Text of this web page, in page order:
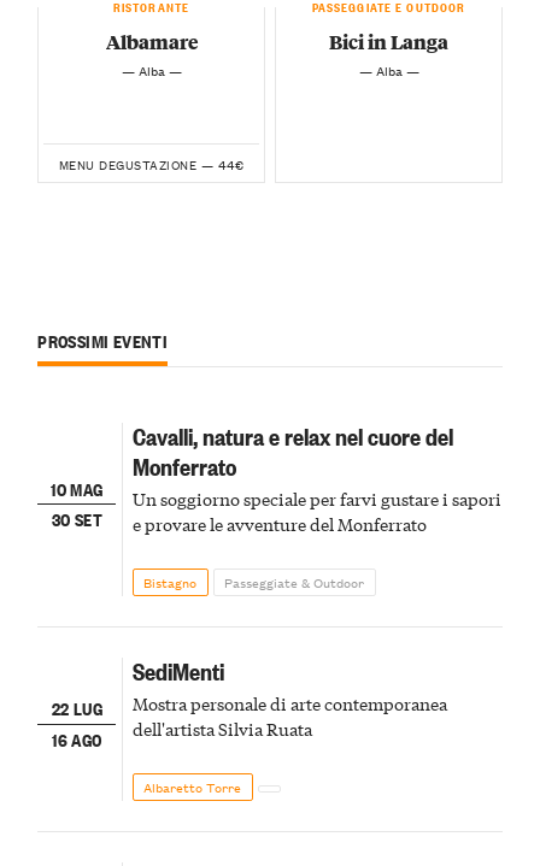
RISTORANTE
Albamare
— Alba —
MENU DEGUSTAZIONE — 44€
PASSEGGIATE E OUTDOOR
Bici in Langa
— Alba —
PROSSIMI EVENTI
10 MAG
30 SET
Cavalli, natura e relax nel cuore del
Monferrato
Un soggiorno speciale per farvi gustare i sapori
e provare le avventure del Monferrato
Bistagno Passeggiate & Outdoor
22 LUG
16 AGO
SediMenti
Mostra personale di arte contemporanea
dell'artista Silvia Ruata
Albaretto Torre